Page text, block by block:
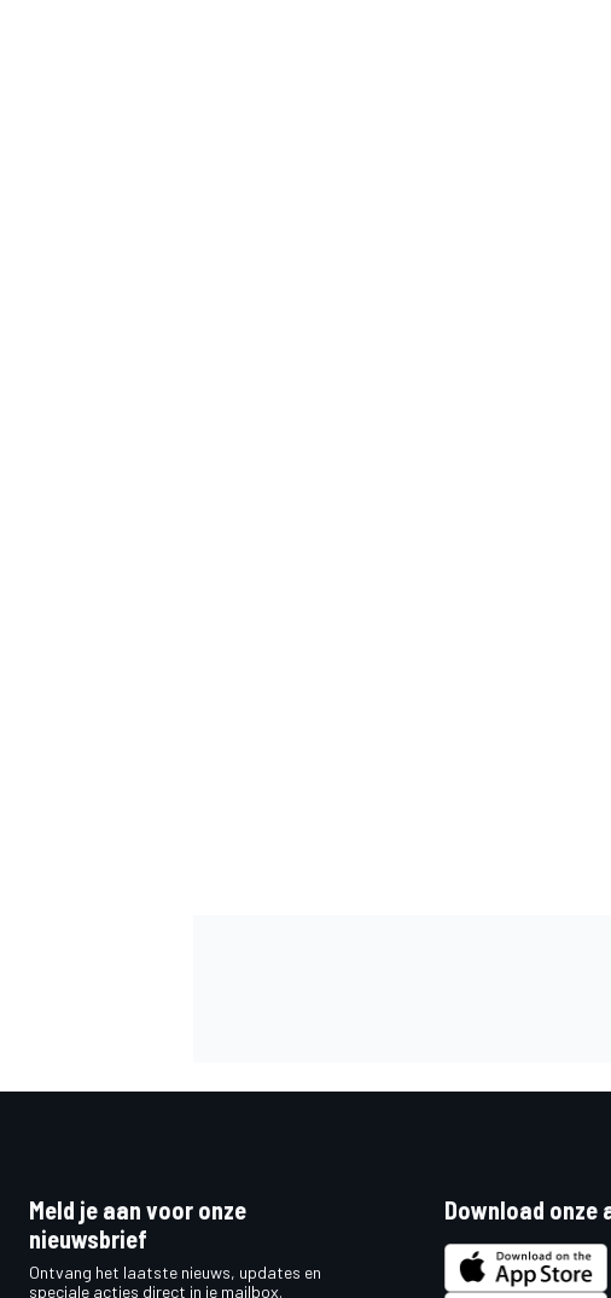
Meld je aan voor onze
nieuwsbrief
Ontvang het laatste nieuws, updates en
speciale acties direct in je mailbox.
Download onze